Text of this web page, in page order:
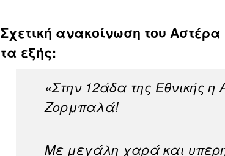
Σχετική ανακοίνωση του
τα εξής:
«Στην 12άδα της Εθνικής η
Ζορμπαλά!
Με μεγάλη χαρά και